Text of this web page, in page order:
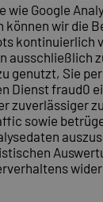
wie Google
können wir die
kontinuierlich
ausschließlich
genutzt, Sie
Dienst fraud0
zuverlässiger
sowie